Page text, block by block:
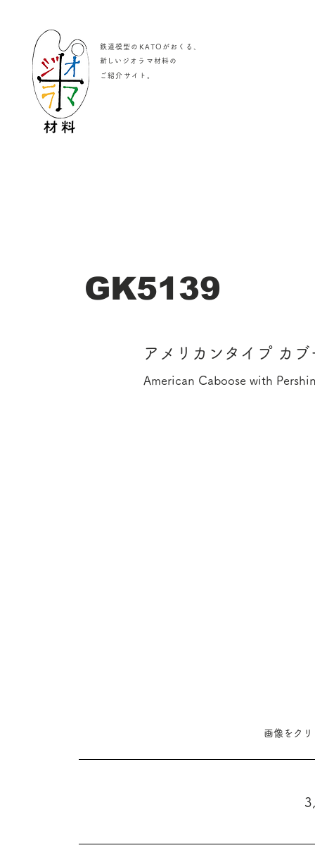
鉄道模型のKATOがおくる、
​新しいジオラマ材料の
ご紹介サイト
GK5139
American Caboose with
アメリカンタイプ カブ
画像をク